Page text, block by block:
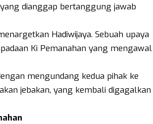
dianggap bertanggung jawab
Hadiwijaya. Sebuah upaya
Ki Pemanahan yang mengawal
mengundang kedua pihak ke
jebakan, yang kembali digagalkan